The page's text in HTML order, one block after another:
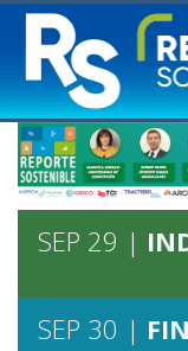
SEP 29 |
SEP 30 |